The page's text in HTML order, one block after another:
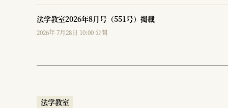
法学教室2026年8月号（551号）掲載
2026年 7月28日 10:00 公開
法学教室